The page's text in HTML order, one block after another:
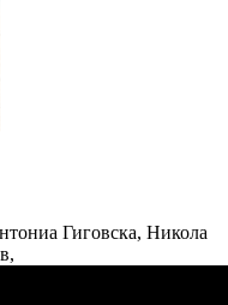
Гиговска, Никола